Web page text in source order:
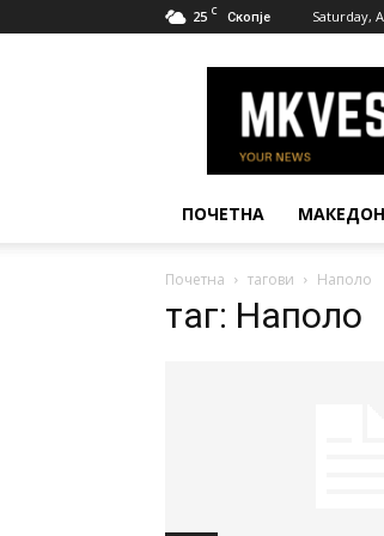
25 C Скопје Saturday,
Вести
ПОЧЕТНА
Почетна тагови Наполо
таг: Наполо